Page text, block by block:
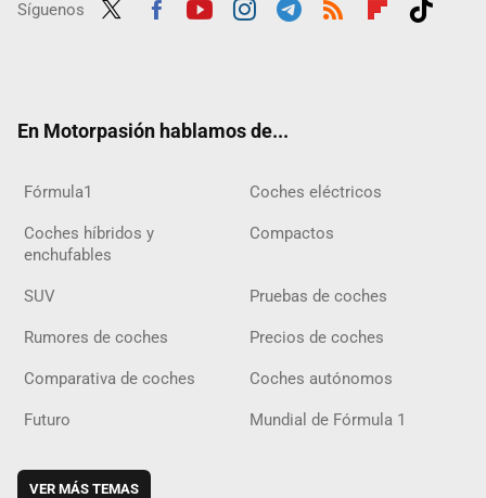
Síguenos
En Motorpasión hablamos de...
Fórmula1 Coches eléctricos
Coches híbridos y
enchufables
Compactos
SUV Pruebas de coches
Rumores de coches Precios de coches
Comparativa de coches Coches autónomos
Futuro Mundial de Fórmula 1
VER MÁS TEMAS